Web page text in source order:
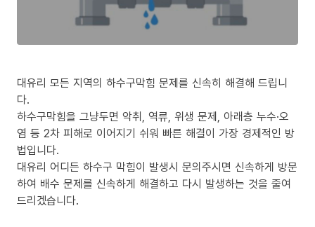
대유리 모든 지역의 하수구막힘 문제를 신속히 해결해 드립니
다.
하수구막힘을 그냥두면 악취, 역류, 위생 문제, 아래층 누수·오
염 등 2차 피해로 이어지기 쉬워 빠른 해결이 가장 경제적인 방
법입니다.
대유리 어디든 하수구 막힘이 발생시 문의주시면 신속하게 방문
하여 배수 문제를 신속하게 해결하고 다시 발생하는 것을 줄여
드리겠습니다.